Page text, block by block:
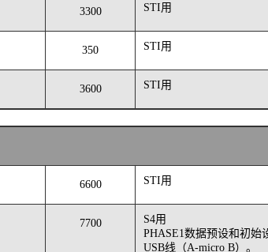
3300 STI用
350 STI用
3600 STI用
6600 STI用
7700
S4用
PHASE1数据预设和初始
USB线（A-micro B）。